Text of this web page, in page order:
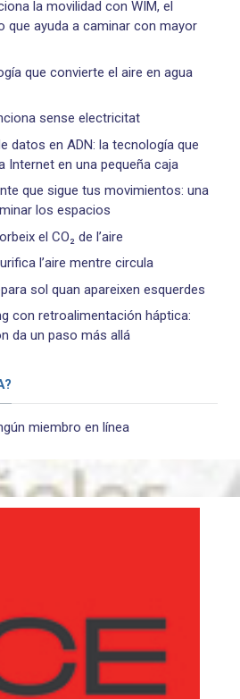
la movilidad con WIM, el
que ayuda a caminar con mayor
que convierte el aire en agua
sense electricitat
datos en ADN: la tecnología que
Internet en una pequeña caja
que sigue tus movimientos: una
los espacios
el CO₂ de l’aire
l’aire mentre circula
sol quan apareixen esquerdes
con retroalimentación háptica:
da un paso más allá
miembro en línea